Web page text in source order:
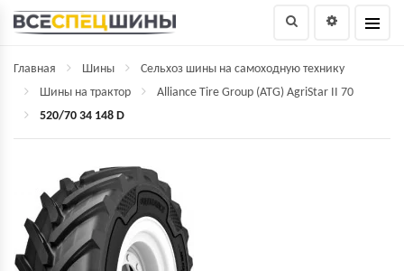
Главная Шины
Сельхоз шины на самоходную технику
Шины на трактор
Alliance Tire Group (ATG) AgriStar II 70
520/70 34 148 D